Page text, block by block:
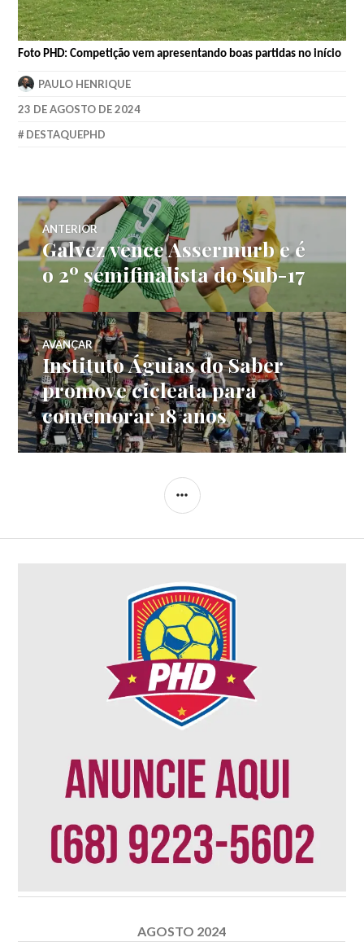
Foto PHD: Competição vem apresentando boas partidas no início
PAULO HENRIQUE
23 DE AGOSTO DE 2024
DESTAQUEPHD
ANTERIOR
Galvez vence Assermurb e é
o 2º semifinalista do Sub-17
AVANÇAR
Instituto Águias do Saber
promove cicleata para
comemorar 18 anos
AGOSTO 2024